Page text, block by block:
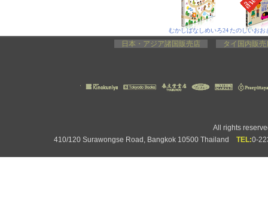
むかしばなしめいろ24
日本・アジア諸国販売店 タイ国内販
All rights
410/120 Surawongse Road, Bangkok 10500 Thailand TEL:0-